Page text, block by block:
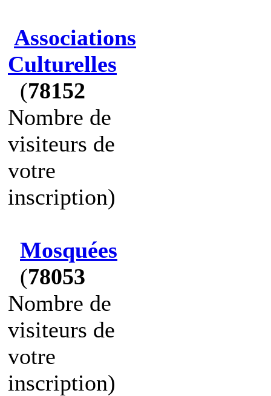
Associations
Culturelles
(78152
Nombre de
visiteurs de
votre
inscription)
Mosquées
(78053
Nombre de
visiteurs de
votre
inscription)